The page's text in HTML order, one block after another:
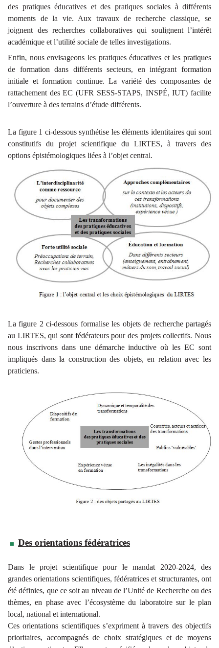
des pratiques éducatives et des pratiques sociales à différents
moments de la vie. Aux travaux de recherche classique, se
joignent des recherches collaboratives qui soulignent l’intérêt
académique et l’utilité sociale de telles investigations.
Enfin, nous envisageons les pratiques éducatives et les pratiques
de formation dans différents secteurs, en intégrant formation
initiale et formation continue. La variété des composantes de
rattachement des EC (UFR SESS-STAPS, INSPÉ, IUT) facilite
l’ouverture à des terrains d’étude différents.
La figure 1 ci-dessous synthétise les éléments identitaires qui sont
constitutifs du projet scientifique du LIRTES, à travers des
options épistémologiques liées à l’objet central.
La figure 2 ci-dessous formalise les objets de recherche partagés
au LIRTES, qui sont fédérateurs pour des projets collectifs. Nous
nous inscrivons dans une démarche inductive où les EC sont
impliqués dans la construction des objets, en relation avec les
praticiens.
Des orientations fédératrices
Dans le projet scientifique pour le mandat 2020-2024, des
grandes orientations scientifiques, fédératrices et structurantes, ont
été définies, que ce soit au niveau de l’Unité de Recherche ou des
thèmes, en phase avec l’écosystème du laboratoire sur le plan
local, national et international.
Ces orientations scientifiques s’expriment à travers des objectifs
prioritaires, accompagnés de choix stratégiques et de moyens